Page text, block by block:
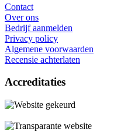
Contact
Over ons
Bedrijf aanmelden
Privacy policy
Algemene voorwaarden
Recensie achterlaten
Accreditaties